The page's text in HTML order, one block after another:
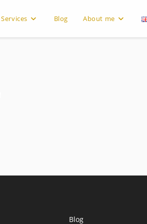
Services Blog About me
Blog